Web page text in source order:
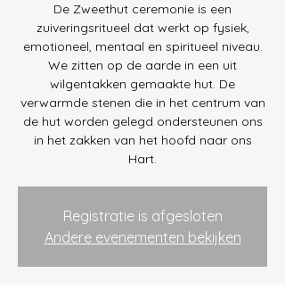
De Zweethut ceremonie is een
zuiveringsritueel dat werkt op fysiek,
emotioneel, mentaal en spiritueel niveau.
We zitten op de aarde in een uit
wilgentakken gemaakte hut. De
verwarmde stenen die in het centrum van
de hut worden gelegd ondersteunen ons
in het zakken van het hoofd naar ons
Hart.
Registratie is afgesloten
Andere evenementen bekijken